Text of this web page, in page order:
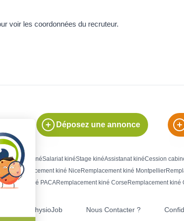
voir les coordonnées du recruteur.
Déposez une annonce
emploi kinéSalariat kinéStage kinéAssistanat kinéCession
Remplacement kiné NiceRemplacement kiné Montpellier
kiné PACARemplacement kiné CorseRemplacement kiné
Infos sur PhysioJob Nous Contacter ?